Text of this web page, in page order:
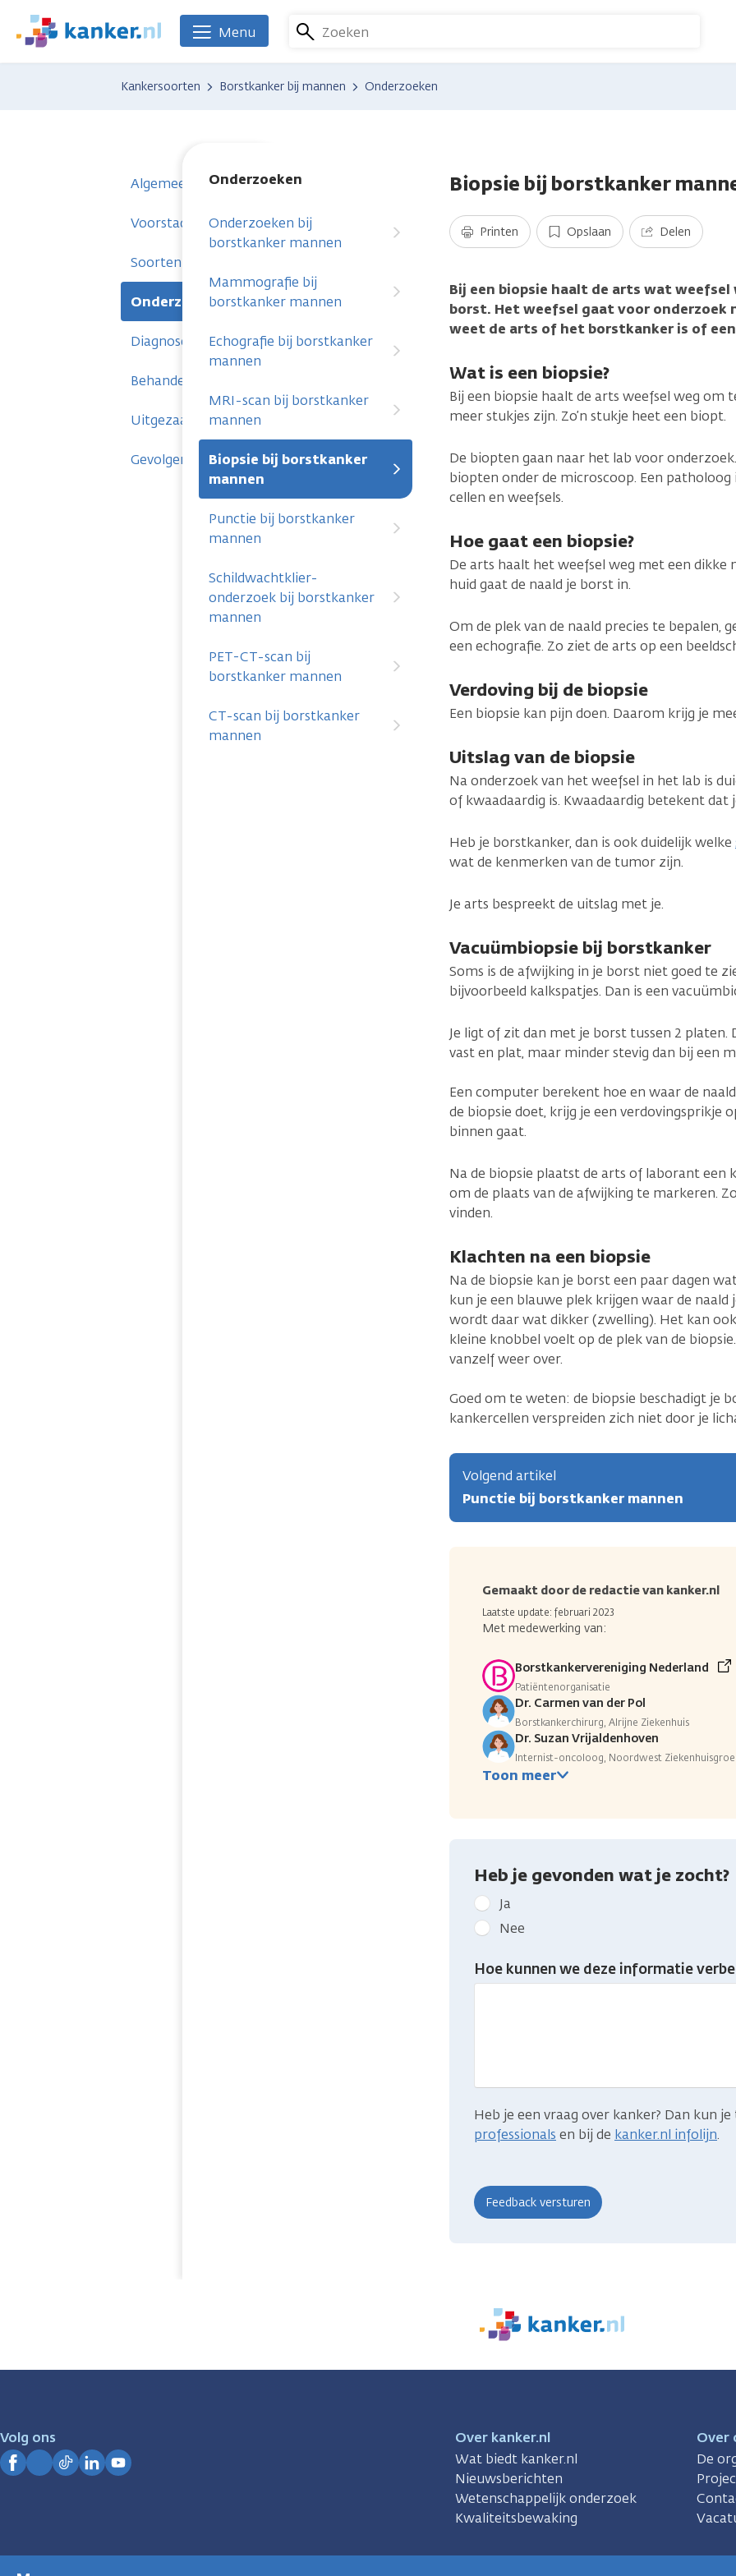
naar
We
zijn
Zoeken
Menu
Kankersoorten Borstkanker bij mannen Onderzoeken
Algemeen
Voorstadium
Soorten borstkanker
Onderzoeken
Onderzoeken
Onderzoeken bij
borstkanker mannen
Mammografie bij
borstkanker mannen
Echografie bij borstkanker
mannen
MRI-scan bij borstkanker
mannen
Biopsie bij borstkanker
mannen
Punctie bij borstkanker
mannen
Schildwachtklier-
onderzoek bij borstkanker
mannen
PET-CT-scan bij
borstkanker mannen
CT-scan bij borstkanker
mannen
Diagnose
Behandelingen
Uitgezaaide borstkanker
Gevolgen
Biopsie bij borstkanker
Printen Opslaan Delen
Bij een biopsie haalt de arts wat
borst. Het weefsel gaat voor onderzoek
weet de arts of het borstkanker is of
Wat is een biopsie?
Bij een biopsie haalt de arts weefsel weg om
meer stukjes zijn. Zo’n stukje heet een biopt.
De biopten gaan naar het lab voor
biopten onder de microscoop. Een
cellen en weefsels.
Hoe gaat een biopsie?
De arts haalt het weefsel weg met een dikke
huid gaat de naald je borst in.
Om de plek van de naald precies te bepalen,
een echografie. Zo ziet de arts op een
Verdoving bij de biopsie
Een biopsie kan pijn doen. Daarom krijg je
Uitslag van de biopsie
Na onderzoek van het weefsel in het lab is
of kwaadaardig is. Kwaadaardig betekent
Heb je borstkanker, dan is ook duidelijk welke
wat de kenmerken van de tumor zijn.
Je arts bespreekt de uitslag met je.
Vacuümbiopsie bij borstkanker
Soms is de afwijking in je borst niet goed te
bijvoorbeeld kalkspatjes. Dan is een
Je ligt of zit dan met je borst tussen 2
vast en plat, maar minder stevig dan bij een
Een computer berekent hoe en waar de
de biopsie doet, krijg je een verdovingsprikje
binnen gaat.
Na de biopsie plaatst de arts of laborant een
om de plaats van de afwijking te markeren.
vinden.
Klachten na een biopsie
Na de biopsie kan je borst een paar dagen
kun je een blauwe plek krijgen waar de naald
wordt daar wat dikker (zwelling). Het kan
kleine knobbel voelt op de plek van de
vanzelf weer over.
Goed om te weten: de biopsie beschadigt je
kankercellen verspreiden zich niet door je
Volgend artikel
Punctie bij borstkanker mannen
Gemaakt door de redactie van kanker.nl
Laatste update: februari 2023
Met medewerking van:
Borstkankervereniging Nederland
Patiëntenorganisatie
Dr. Carmen van der Pol
Borstkankerchirurg, Alrijne Ziekenhuis
Dr. Suzan Vrijaldenhoven
Internist-oncoloog, Noordwest
Toon meer
Heb je gevonden wat je zocht?
Geef
kanker.nl
feedback:
Heb
je
Ja
Nee
Hoe kunnen we deze informatie
Heb je een vraag over kanker? Dan kun
professionals en bij de kanker.nl infolijn.
We
er
Volg ons
Over kanker.nl
Wat biedt kanker.nl
Nieuwsberichten
Wetenschappelijk onderzoek
Kwaliteitsbewaking
Over
De